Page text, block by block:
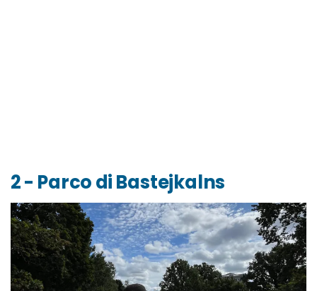
2 - Parco di Bastejkalns